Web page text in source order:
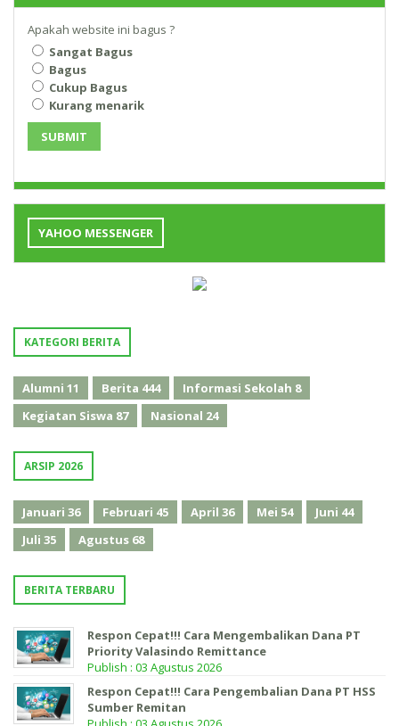
Apakah website ini bagus ?
Sangat Bagus
Bagus
Cukup Bagus
Kurang menarik
SUBMIT
YAHOO MESSENGER
KATEGORI BERITA
Alumni 11 Berita 444 Informasi Sekolah 8
Kegiatan Siswa 87 Nasional 24
ARSIP 2026
Januari 36 Februari 45 April 36 Mei 54 Juni 44
Juli 35 Agustus 68
BERITA TERBARU
Respon Cepat!!! Cara Mengembalikan Dana PT
Priority Valasindo Remittance
Publish : 03 Agustus 2026
Respon Cepat!!! Cara Pengembalian Dana PT HSS
Sumber Remitan